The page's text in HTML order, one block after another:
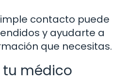
contacto puede
y ayudarte a
que necesitas.
médico